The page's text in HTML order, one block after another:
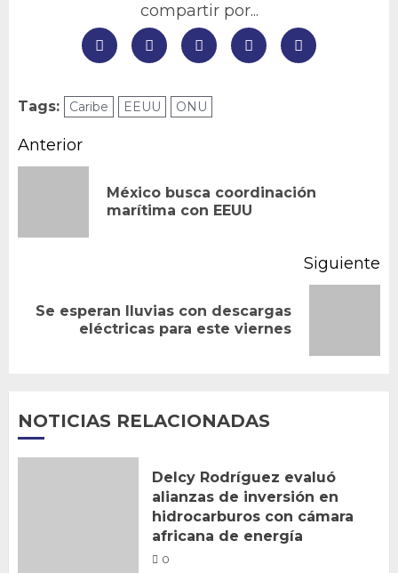
compartir por...
Tags: Caribe EEUU ONU
Navegación
entradas
Anterior
México busca coordinación
marítima con EEUU
Siguiente
Siguiente
entrada:
Se esperan lluvias con descargas
eléctricas para este viernes
NOTICIAS RELACIONADAS
Delcy Rodríguez evaluó
alianzas de inversión en
hidrocarburos con cámara
africana de energía
0